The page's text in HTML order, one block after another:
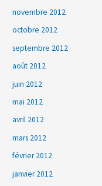
novembre 2012
octobre 2012
septembre 2012
août 2012
juin 2012
mai 2012
avril 2012
mars 2012
février 2012
janvier 2012